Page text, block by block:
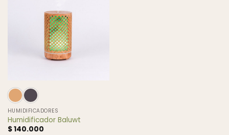
HUMIDIFICADORES
Humidificador Baluwt
$140.000